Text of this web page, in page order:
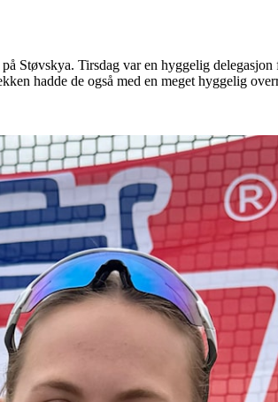
Støvskya. Tirsdag var en hyggelig
hadde de også med en meget hyggelig